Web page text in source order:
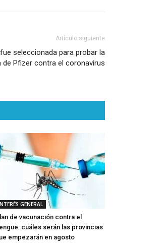
Artículo siguiente
seleccionada para probar la
de Pfizer contra el coronavirus
GENERAL
de vacunación contra el
cuáles serán las provincias
empezarán en agosto